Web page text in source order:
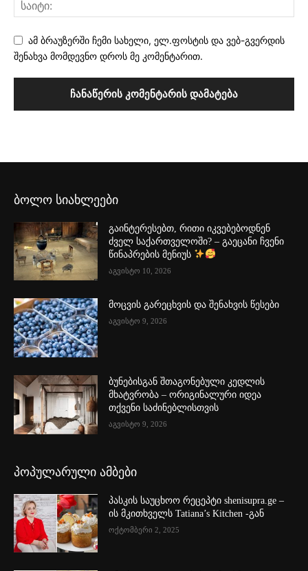
ამ ბრაუზერში ჩემი სახელი, ელ.ფოსტის და ვებ-გვერდის
შენახვა მომდევნო დროს მე კომენტარით.
ბოლო სიახლეები
გაინტერესებთ, რითი იკვებებოდნენ
ძველ საქართველოში? – გაეცანი ჩვენი
წინაპრების მენიუს
აგვისტო 10, 2026
მოცვის გარეცხვის და შენახვის წესები
აგვისტო 9, 2026
ბუნებისგან შთაგონებული კედლის
მხატვრობა – ორიგინალური იდეა
თქვენი საძინებლისთვის
აგვისტო 9, 2026
პოპულარული ამბები
პასკის საუცხოო რეცეპტი shenisupra.ge –
ის მკითხველს Tatiana’s Kitchen -გან
ოქტომბერი 2, 2025